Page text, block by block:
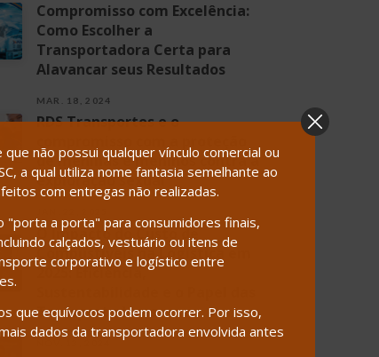
Compromisso com Excelência:
Como Escolher a
Transportadora Certa para
Alavancar seus Resultados
MAR. 18, 2024
RDS Transportes e o
de meninas e meninos contra a
exploração sexual
O Impacto do Custo de
Combustíveis na Logística em
2025: Eficiência,
Transportadoras
não possui qualquer vínculo comercial ou
a qual utiliza nome fantasia semelhante ao
com entregas não realizadas.
"porta a porta" para consumidores finais,
calçados, vestuário ou itens de
corporativo e logístico entre
que equívocos podem ocorrer. Por isso,
dados da transportadora envolvida antes